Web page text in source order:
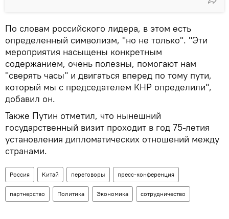
По словам российского лидера, в этом есть
определенный символизм, "но не только". "Эти
мероприятия насыщены конкретным
содержанием, очень полезны, помогают нам
"сверять часы" и двигаться вперед по тому пути,
который мы с председателем КНР определили",
добавил он.
Также Путин отметил, что нынешний
государственный визит проходит в год 75-летия
установления дипломатических отношений между
странами.
Россия Китай переговоры пресс-конференция
партнерство Политика Экономика сотрудничество